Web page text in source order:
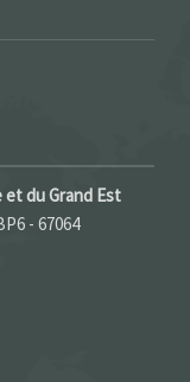
et du Grand Est
- 67064